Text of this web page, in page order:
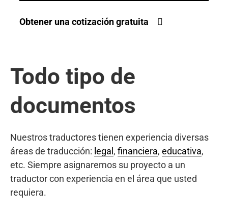
Obtener una cotización gratuita
Todo tipo de
documentos
Nuestros traductores tienen experiencia diversas
áreas de traducción: legal , financiera, educativa,
etc. Siempre asignaremos su proyecto a un
traductor con experiencia en el área que usted
requiera.